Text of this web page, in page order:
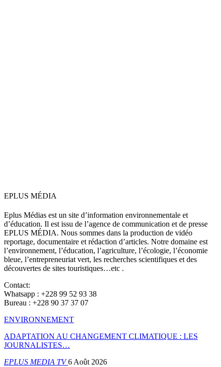
EPLUS MÉDIA
Eplus Médias est un site d’information environnementale et
d’éducation. Il est issu de l’agence de communication et de presse
EPLUS MÉDIA. Nous sommes dans la production de vidéo
reportage, documentaire et rédaction d’articles. Notre domaine est
l’environnement, l’éducation, l’agriculture, l’écologie, l’économie
bleue, l’entrepreneuriat vert, les recherches scientifiques et des
découvertes de sites touristiques…etc .
Contact:
Whatsapp : +228 99 52 93 38
Bureau : +228 90 37 37 07
ENVIRONNEMENT
ADAPTATION AU CHANGEMENT CLIMATIQUE : LES
JOURNALISTES…
EPLUS MEDIA TV6 Août 2026